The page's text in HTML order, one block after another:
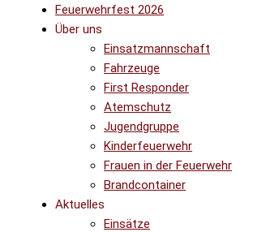
Feuerwehrfest 2026
Über uns
Einsatzmannschaft
Fahrzeuge
First Responder
Atemschutz
Jugendgruppe
Kinderfeuerwehr
Frauen in der Feuerwehr
Brandcontainer
Aktuelles
Einsätze